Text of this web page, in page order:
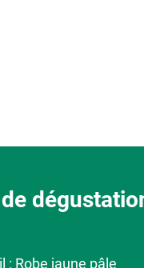
: Robe jaune pâle